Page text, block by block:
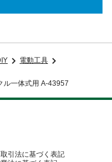
電動工具
ル一体式用 A-43957
引法に基づく表記